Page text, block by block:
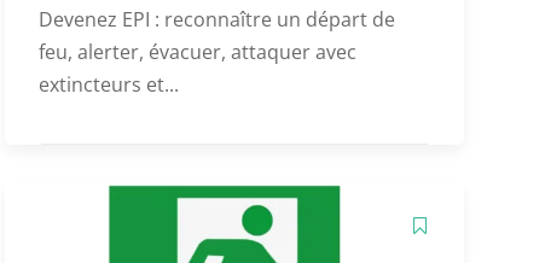
Devenez EPI : reconnaître un départ de
feu, alerter, évacuer, attaquer avec
extincteurs et...